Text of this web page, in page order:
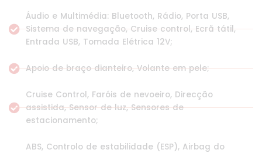
Áudio e Multimédia: Bluetooth, Rádio, Porta USB,
Sistema de navegação, Cruise control, Ecrã tátil,
Entrada USB, Tomada Elétrica 12V;
Apoio de braço dianteiro, Volante em pele;
Cruise Control, Faróis de nevoeiro, Direcção
assistida, Sensor de luz, Sensores de
estacionamento;
ABS, Controlo de estabilidade (ESP), Airbag do